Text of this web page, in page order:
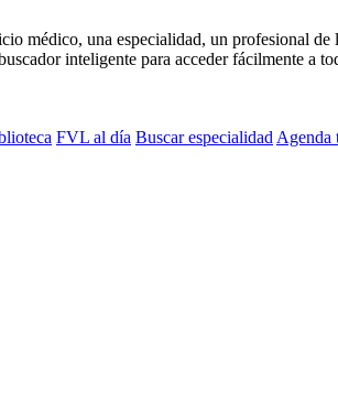
médico, una especialidad, un profesional
inteligente para acceder fácilmente a
FVL al día Buscar especialidad Agenda